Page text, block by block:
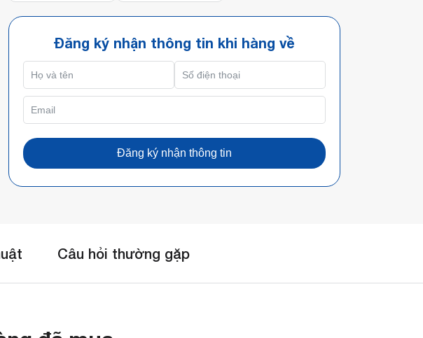
Đăng ký nhận thông tin khi hàng về
Đăng ký nhận thông tin
Câu hỏi thường gặp